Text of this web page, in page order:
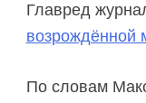
Главред
возрождённой
По словам